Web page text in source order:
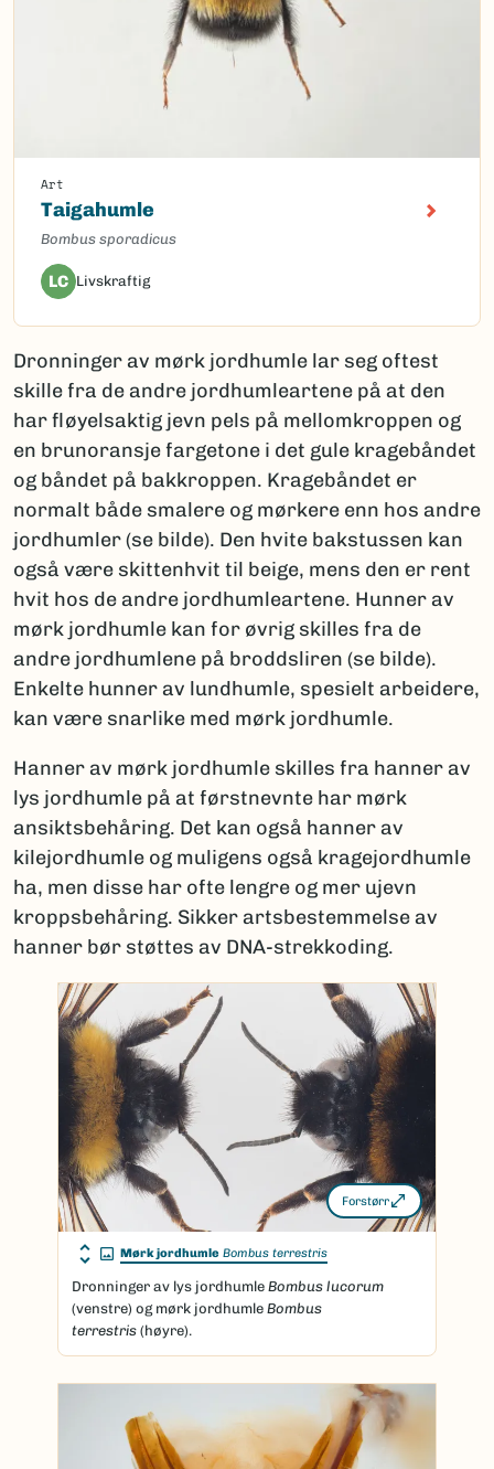
Art
Taigahumle
Bombus sporadicus
LC Livskraftig
Dronninger av mørk jordhumle lar seg oftest
skille fra de andre jordhumleartene på at den
har fløyelsaktig jevn pels på mellomkroppen og
en brunoransje fargetone i det gule kragebåndet
og båndet på bakkroppen. Kragebåndet er
normalt både smalere og mørkere enn hos andre
jordhumler (se bilde). Den hvite bakstussen kan
også være skittenhvit til beige, mens den er rent
hvit hos de andre jordhumleartene. Hunner av
mørk jordhumle kan for øvrig skilles fra de
andre jordhumlene på broddsliren (se bilde).
Enkelte hunner av lundhumle, spesielt arbeidere,
kan være snarlike med mørk jordhumle.
Hanner av mørk jordhumle skilles fra hanner av
lys jordhumle på at førstnevnte har mørk
ansiktsbehåring. Det kan også hanner av
kilejordhumle og muligens også kragejordhumle
ha, men disse har ofte lengre og mer ujevn
kroppsbehåring. Sikker artsbestemmelse av
hanner bør støttes av DNA-strekkoding.
Forstørr
Mørk jordhumle Bombus terrestris
Dronninger av lys jordhumle Bombus lucorum
(venstre) og mørk jordhumle Bombus
terrestris (høyre).